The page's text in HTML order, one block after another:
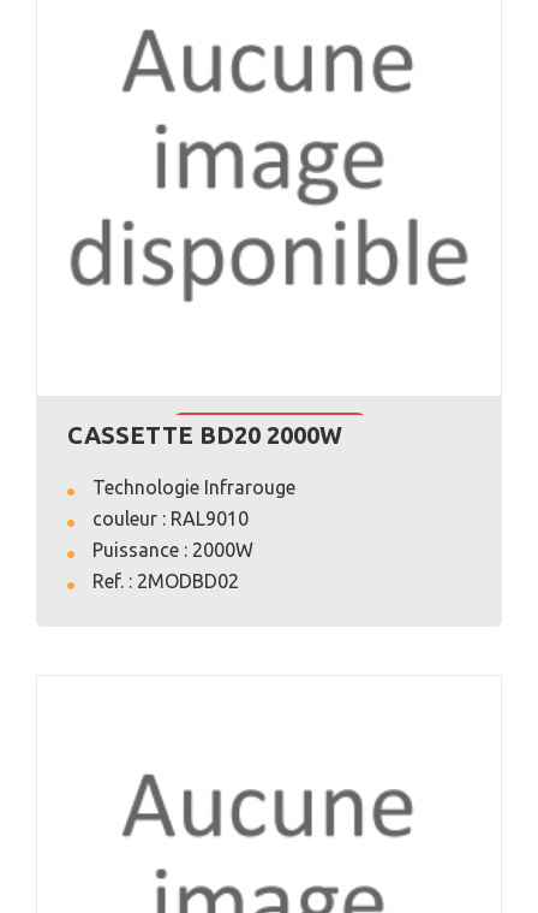
VOIR L'ANNONCE
CASSETTE BD20 2000W
Technologie Infrarouge
couleur : RAL9010
Puissance : 2000W
Ref. : 2MODBD02